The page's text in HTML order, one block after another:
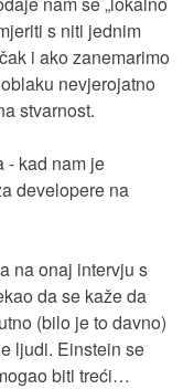
s niti jednim
i ako zanemarimo
nevjerojatno
stvarnost.
- kad nam je
developere na
na onaj intervju s
da se kaže da
(bilo je to davno)
ljudi. Einstein se
biti treći…